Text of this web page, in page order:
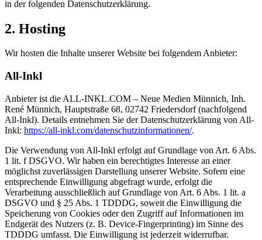
in der folgenden Datenschutzerklärung.
2. Hosting
Wir hosten die Inhalte unserer Website bei folgendem Anbieter:
All-Inkl
Anbieter ist die ALL-INKL.COM – Neue Medien Münnich, Inh.
René Münnich, Hauptstraße 68, 02742 Friedersdorf (nachfolgend
All-Inkl). Details entnehmen Sie der Datenschutzerklärung von All-
Inkl: https://all-inkl.com/datenschutzinformationen/.
Die Verwendung von All-Inkl erfolgt auf Grundlage von Art. 6 Abs.
1 lit. f DSGVO. Wir haben ein berechtigtes Interesse an einer
möglichst zuverlässigen Darstellung unserer Website. Sofern eine
entsprechende Einwilligung abgefragt wurde, erfolgt die
Verarbeitung ausschließlich auf Grundlage von Art. 6 Abs. 1 lit. a
DSGVO und § 25 Abs. 1 TDDDG, soweit die Einwilligung die
Speicherung von Cookies oder den Zugriff auf Informationen im
Endgerät des Nutzers (z. B. Device-Fingerprinting) im Sinne des
TDDDG umfasst. Die Einwilligung ist jederzeit widerrufbar.